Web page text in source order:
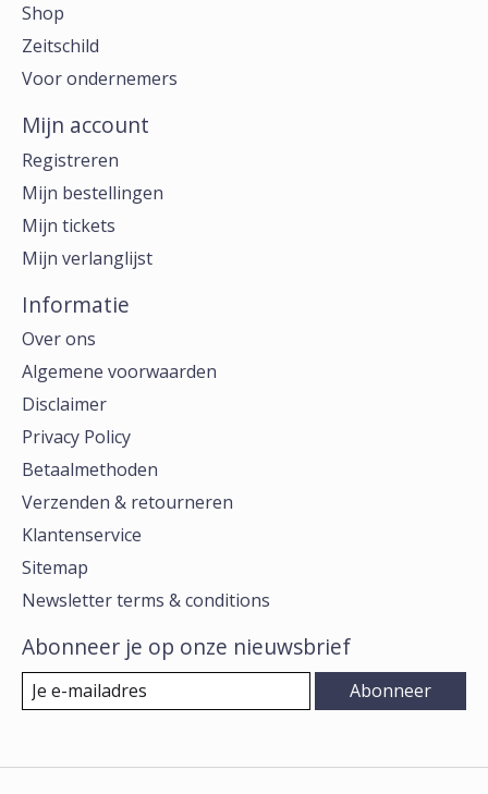
Shop
Zeitschild
Voor ondernemers
Mijn account
Registreren
Mijn bestellingen
Mijn tickets
Mijn verlanglijst
Informatie
Over ons
Algemene voorwaarden
Disclaimer
Privacy Policy
Betaalmethoden
Verzenden & retourneren
Klantenservice
Sitemap
Newsletter terms & conditions
Abonneer je op onze nieuwsbrief
Abonneer